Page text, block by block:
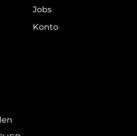
Jobs
Konto